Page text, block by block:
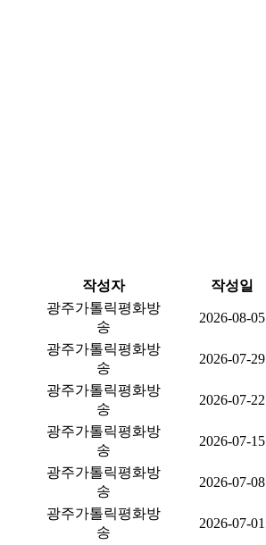
작성자 작성일
광주가톨릭평화방
송
2026-08-05
광주가톨릭평화방
송
2026-07-29
광주가톨릭평화방
송
2026-07-22
광주가톨릭평화방
송
2026-07-15
광주가톨릭평화방
송
2026-07-08
광주가톨릭평화방
송
2026-07-01